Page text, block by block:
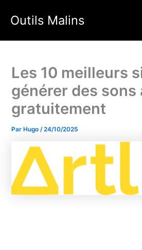
Outils Malins
Les 10 meilleurs
générer des sons
gratuitement
ParHugo /24/10/2025